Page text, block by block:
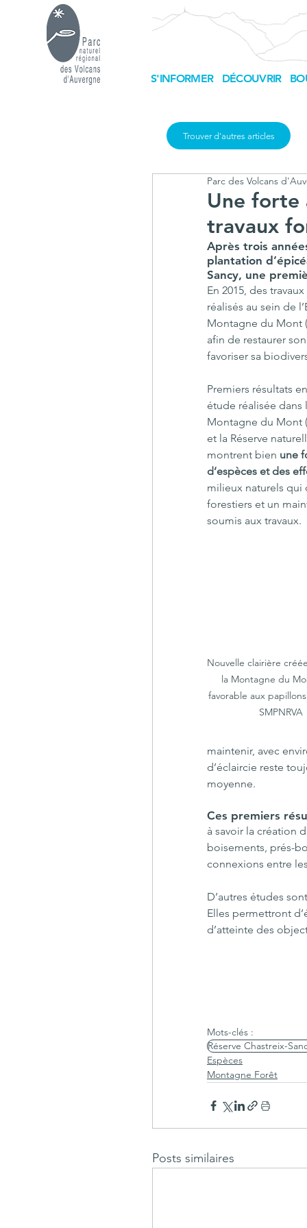
S'INFORMER DÉCOUVRIR
Une forte
travaux
Parc des Volcans
Après trois
plantation
Sancy, une
En 2015, des
réalisés au sein de
Montagne du Mont
afin de restaurer
favoriser sa
Premiers résultats
étude réalisée dans
Montagne du Mont
et la Réserve
montrent bien une
d’espèces et des
milieux naturels qui
forestiers et un
soumis aux travaux.
Nouvelle clairière
la Montagne du
favorable aux
SMPNRVA
maintenir, avec
d’éclaircie reste
moyenne.
Ces premiers
à savoir la création
boisements, prés-
connexions entre
D’autres études
Elles permettront
d’atteinte des
Mots-clés :
Réserve Chastreix-
Espèces
Montagne Forêt
Posts similaires
Trouver d'autres articles